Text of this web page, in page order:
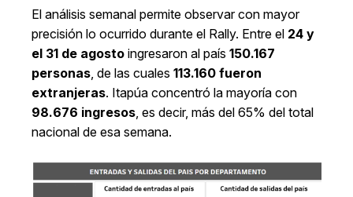
El análisis semanal permite observar con mayor
precisión lo ocurrido durante el Rally. Entre el 24 y
el 31 de agosto ingresaron al país 150.167
personas, de las cuales 113.160 fueron
extranjeras. Itapúa concentró la mayoría con
98.676 ingresos, es decir, más del 65% del total
nacional de esa semana.